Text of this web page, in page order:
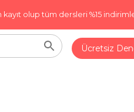
olup tüm dersleri %15
Ücretsiz